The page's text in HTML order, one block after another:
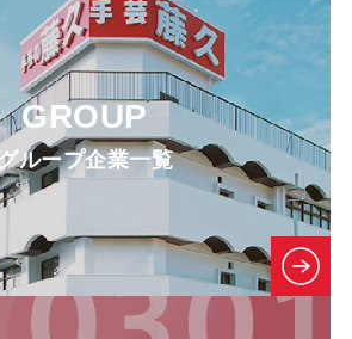
GROUP
グループ企業一覧